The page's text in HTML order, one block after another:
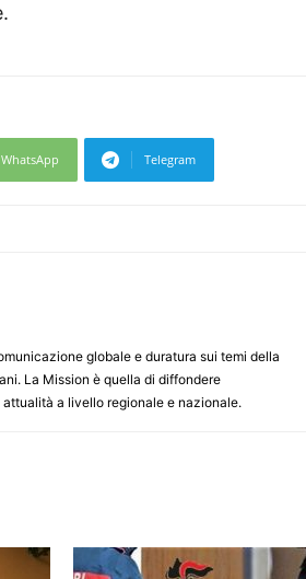
WhatsApp Telegram
globale e duratura sui temi della
La Mission è quella di diffondere
a livello regionale e nazionale.